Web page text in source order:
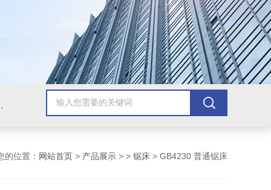
，钻铣床，滚齿机
的位置： 网站首页 > 产品展示 > > 锯床 > GB4230 普通锯床